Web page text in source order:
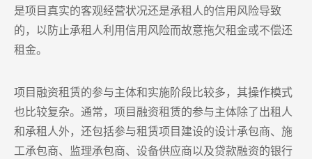
是项目真实的客观经营状况还是承租人的信用风险导致
的，以防止承租人利用信用风险而故意拖欠租金或不偿还
租金。
项目融资租赁的参与主体和实施阶段比较多，其操作模式
也比较复杂。通常，项目融资租赁的参与主体除了出租人
和承租人外，还包括参与租赁项目建设的设计承包商、施
工承包商、监理承包商、设备供应商以及贷款融资的银行